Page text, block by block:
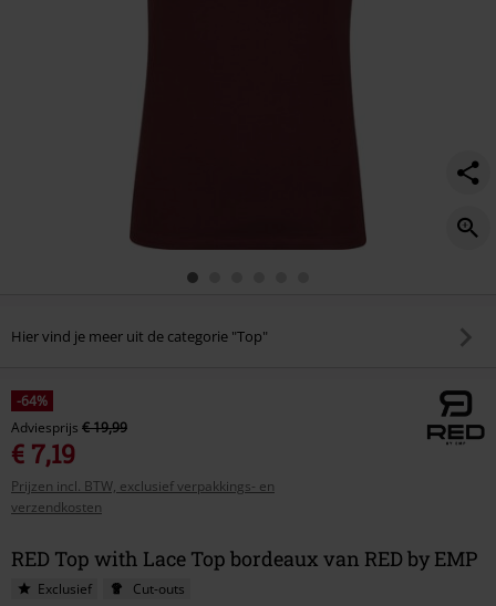
Hier vind je meer uit de categorie "Top"
-64%
Adviesprijs € 19,99
€ 7,19
Prijzen incl. BTW, exclusief verpakkings- en
verzendkosten
RED Top with Lace Top bordeaux van RED by EMP
Exclusief
Cut-outs